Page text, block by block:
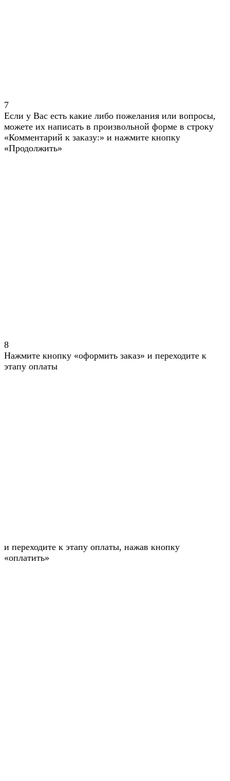
7
Если у Вас есть какие либо пожелания или вопросы,
можете их написать в произвольной форме в строку
«Комментарий к заказу:» и нажмите кнопку
«Продолжить»
8
Нажмите кнопку «оформить заказ» и переходите к
этапу оплаты
и переходите к этапу оплаты, нажав кнопку
«оплатить»